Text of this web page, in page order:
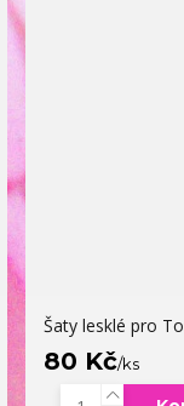
Šaty lesklé pro
80 Kč/ks